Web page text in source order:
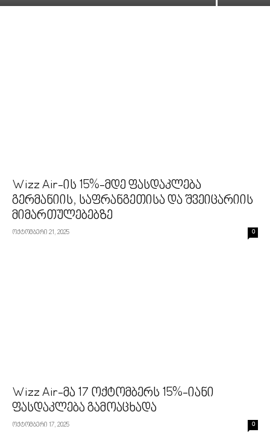
Wizz Air-ის 15%-მდე ფასდაკლება
გერმანიის, საფრანგეთისა და შვეიცარიის
მიმართულებებზე
ოქტომბერი 21, 2025 0
Wizz Air-მა 17 ოქტომბერს 15%-იანი
ფასდაკლება გამოაცხადა
ოქტომბერი 17, 2025 0